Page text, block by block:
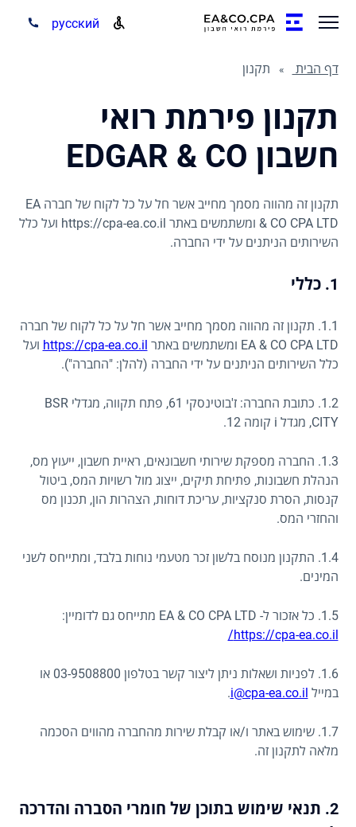
русский
דף הבית תקנון
תקנון פירמת רואי
חשבון EDGAR & CO
תקנון זה מהווה מסמך מחייב אשר חל על כל לקוח של חברה EA
& CO CPA LTD ומשתמשים באתר https://cpa-ea.co.il ועל כלל
השירותים הניתנים על ידי החברה.
1. כללי
1.1. תקנון זה מהווה מסמך מחייב אשר חל על כל לקוח של חברה
EA & CO CPA LTD ומשתמשים באתר
https://cpa-ea.co.il ועל
כלל השירותים הניתנים על ידי החברה (להלן: "החברה").
1.2. כתובת החברה: ז'בוטינסקי 61, פתח תקווה, מגדלי BSR
CITY, מגדל i קומה 12.
1.3. החברה מספקת שירותי חשבונאים, ראיית חשבון, ייעוץ מס,
הנהלת חשבונות, פתיחת תיקים, ייצוג מול רשויות המס, ביטול
קנסות, הסרת סנקציות, עריכת דוחות, הצהרות הון, תכנון מס
והחזרי המס.
1.4. התקנון מנוסח בלשון זכר מטעמי נוחות בלבד, ומתייחס לשני
המינים.
1.5. כל אזכור ל- EA & CO CPA LTD מתייחס גם לדומיין:
https://cpa-ea.co.il/
1.6. לפניות ושאלות ניתן ליצור קשר בטלפון 03-9508800 או
במייל i@cpa-ea.co.il
.
1.7. שימוש באתר ו/או קבלת שירות מהחברה מהווים הסכמה
מלאה לתקנון זה.
2. תנאי שימוש בתוכן של חומרי הסברה והדרכה